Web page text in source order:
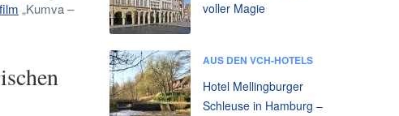
„Kumva –
voller Magie
AUS DEN VCH-HOTELS
Hotel Mellingburger
Schleuse in Hamburg –